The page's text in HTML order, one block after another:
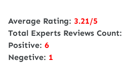
Average Rating: 3.21/5
Total Experts Reviews Count:
Positive: 6
Negetive: 1